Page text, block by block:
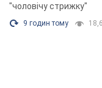
"чоловічу стрижку"
9 годин тому